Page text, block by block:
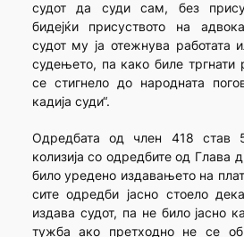
судот да суди сам, без
бидејќи присуството на
судот му ја отежнува работата
судењето, па како биле тргнати
се стигнело до народната
кадија суди“.
Одредбата од член 418
колизија со одредбите од Глава
било уредено издавањето на
сите одредби јасно стоело
издава судот, па не било јасно
тужба ако претходно не се